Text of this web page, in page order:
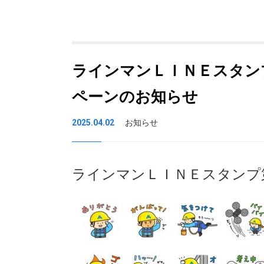
ラインマンＬＩＮＥスタ
ペーンのお知らせ
2025.04.02 お知らせ
ラインマンＬＩＮＥスタン